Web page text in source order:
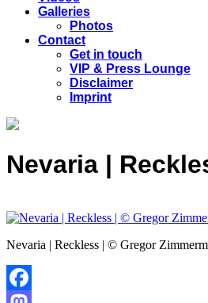
Galleries
Photos
Contact
Get in touch
VIP & Press Lounge
Disclaimer
Imprint
Nevaria |
Nevaria | Reckless | © Gregor